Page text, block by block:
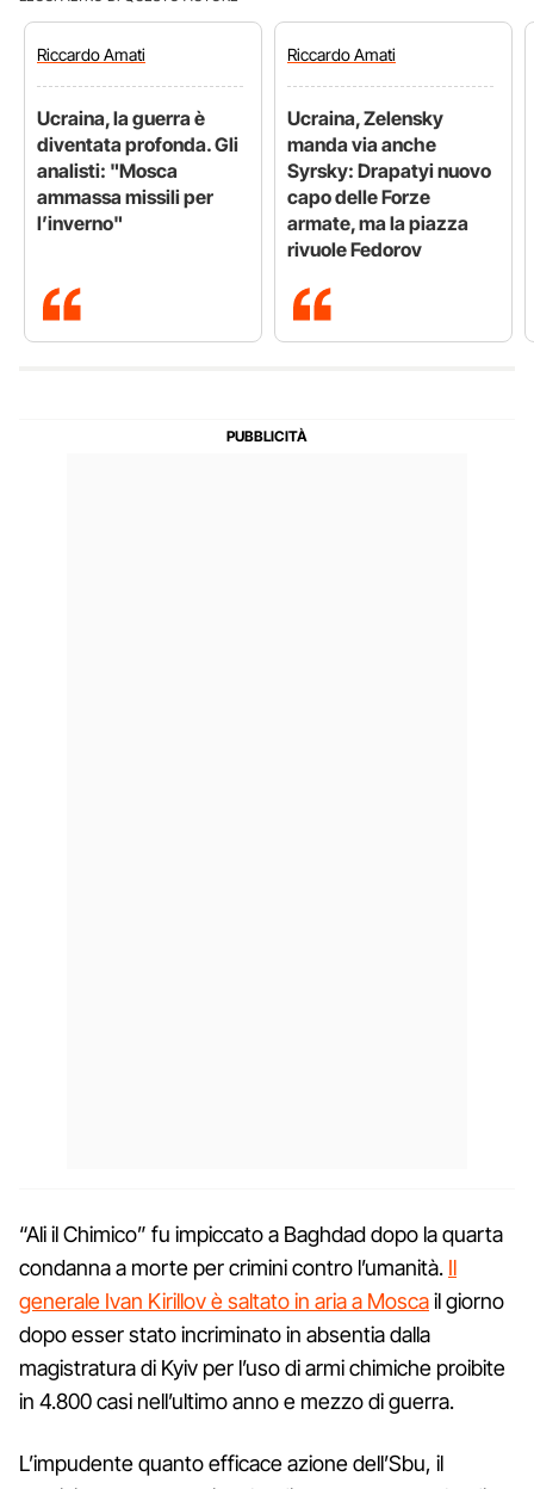
RiccardoAmati
Ucraina, la guerra è
diventata profonda. Gli
analisti: "Mosca
ammassa missili per
l’inverno"
RiccardoAmati
Ucraina, Zelensky
manda via anche
Syrsky: Drapatyi nuovo
capo delle Forze
armate, ma la piazza
rivuole Fedorov
“Ali il Chimico” fu impiccato a Baghdad dopo la quarta
condanna a morte per crimini contro l’umanità. Il
generale Ivan Kirillov è saltato in aria a Moscail giorno
dopo esser stato incriminato in absentia dalla
magistratura di Kyiv per l’uso di armi chimiche proibite
in 4.800 casi nell’ultimo anno e mezzo di guerra.
L’impudente quanto efficace azione dell’Sbu, il